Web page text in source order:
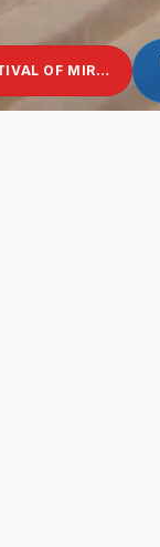
FESTIVAL OF MIRACLES